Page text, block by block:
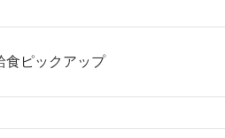
食ピックアップ